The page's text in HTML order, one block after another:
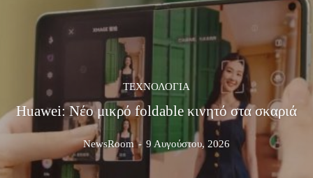
ΤΕΧΝΟΛΟΓΊΑ
Huawei: Νέο μικρό foldable κινητό στα σκαριά
NewsRoom - 9 Αυγούστου, 2026